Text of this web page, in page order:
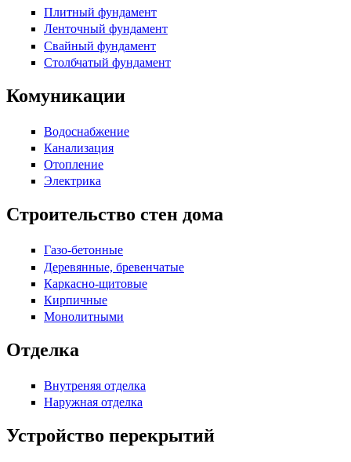
Плитный фундамент
Ленточный фундамент
Свайный фундамент
Столбчатый фундамент
Комуникации
Водоснабжение
Канализация
Отопление
Электрика
Строительство стен дома
Газо-бетонные
Деревянные, бревенчатые
Каркасно-щитовые
Кирпичные
Монолитными
Отделка
Внутреняя отделка
Наружная отделка
Устройство перекрытий